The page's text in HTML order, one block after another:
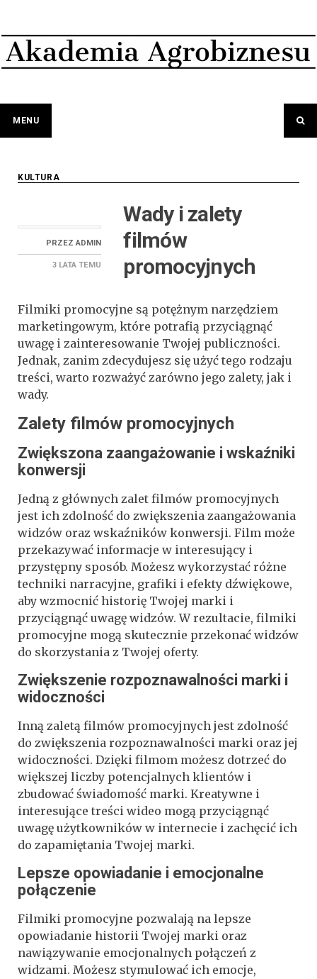
treści
MENU
KULTURA
PRZEZADMIN
3 LATA TEMU
Wady i zalety
filmów
promocyjnych
Filmiki promocyjne są potężnym narzędziem
marketingowym, które potrafią przyciągnąć
uwagę i zainteresowanie Twojej publiczności.
Jednak, zanim zdecydujesz się użyć tego rodzaju
treści, warto rozważyć zarówno jego zalety, jak i
wady.
Zalety filmów promocyjnych
Zwiększona zaangażowanie i wskaźniki
konwersji
Jedną z głównych zalet filmów promocyjnych
jest ich zdolność do zwiększenia zaangażowania
widzów oraz wskaźników konwersji. Film może
przekazywać informacje w interesujący i
przystępny sposób. Możesz wykorzystać różne
techniki narracyjne, grafiki i efekty dźwiękowe,
aby wzmocnić historię Twojej marki i
przyciągnąć uwagę widzów. W rezultacie, filmiki
promocyjne mogą skutecznie przekonać widzów
do skorzystania z Twojej oferty.
Zwiększenie rozpoznawalności marki i
widoczności
Inną zaletą filmów promocyjnych jest zdolność
do zwiększenia rozpoznawalności marki oraz jej
widoczności. Dzięki filmom możesz dotrzeć do
większej liczby potencjalnych klientów i
zbudować świadomość marki. Kreatywne i
interesujące treści wideo mogą przyciągnąć
uwagę użytkowników w internecie i zachęcić ich
do zapamiętania Twojej marki.
Lepsze opowiadanie i emocjonalne
połączenie
Filmiki promocyjne pozwalają na lepsze
opowiadanie historii Twojej marki oraz
nawiązywanie emocjonalnych połączeń z
widzami. Możesz stymulować ich emocje,